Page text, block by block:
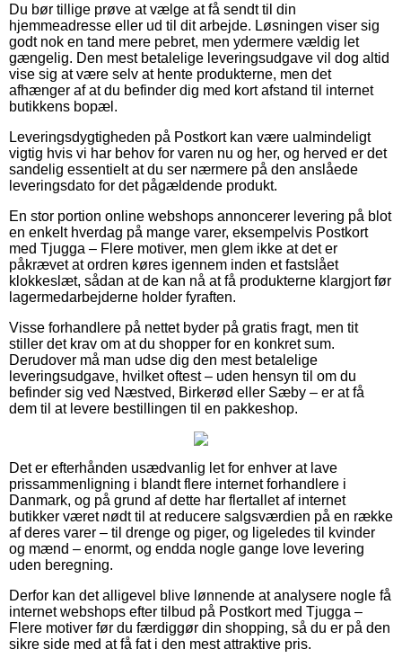
Du bør tillige prøve at vælge at få sendt til din
hjemmeadresse eller ud til dit arbejde. Løsningen viser sig
godt nok en tand mere pebret, men ydermere vældig let
gængelig. Den mest betalelige leveringsudgave vil dog altid
vise sig at være selv at hente produkterne, men det
afhænger af at du befinder dig med kort afstand til internet
butikkens bopæl.
Leveringsdygtigheden på Postkort kan være ualmindeligt
vigtig hvis vi har behov for varen nu og her, og herved er det
sandelig essentielt at du ser nærmere på den anslåede
leveringsdato for det pågældende produkt.
En stor portion online webshops annoncerer levering på blot
en enkelt hverdag på mange varer, eksempelvis Postkort
med Tjugga – Flere motiver, men glem ikke at det er
påkrævet at ordren køres igennem inden et fastslået
klokkeslæt, sådan at de kan nå at få produkterne klargjort før
lagermedarbejderne holder fyraften.
Visse forhandlere på nettet byder på gratis fragt, men tit
stiller det krav om at du shopper for en konkret sum.
Derudover må man udse dig den mest betalelige
leveringsudgave, hvilket oftest – uden hensyn til om du
befinder sig ved Næstved, Birkerød eller Sæby – er at få
dem til at levere bestillingen til en pakkeshop.
Det er efterhånden usædvanlig let for enhver at lave
prissammenligning i blandt flere internet forhandlere i
Danmark, og på grund af dette har flertallet af internet
butikker været nødt til at reducere salgsværdien på en række
af deres varer – til drenge og piger, og ligeledes til kvinder
og mænd – enormt, og endda nogle gange love levering
uden beregning.
Derfor kan det alligevel blive lønnende at analysere nogle få
internet webshops efter tilbud på Postkort med Tjugga –
Flere motiver før du færdiggør din shopping, så du er på den
sikre side med at få fat i den mest attraktive pris.